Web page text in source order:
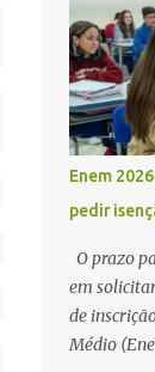
ou
agora
Léo
Gerson
nomes
trazer
entrevista
Andrade
(efetivo),
e
Illi,
,Escola
Enem
pedir
O prazo
em
de
Médio